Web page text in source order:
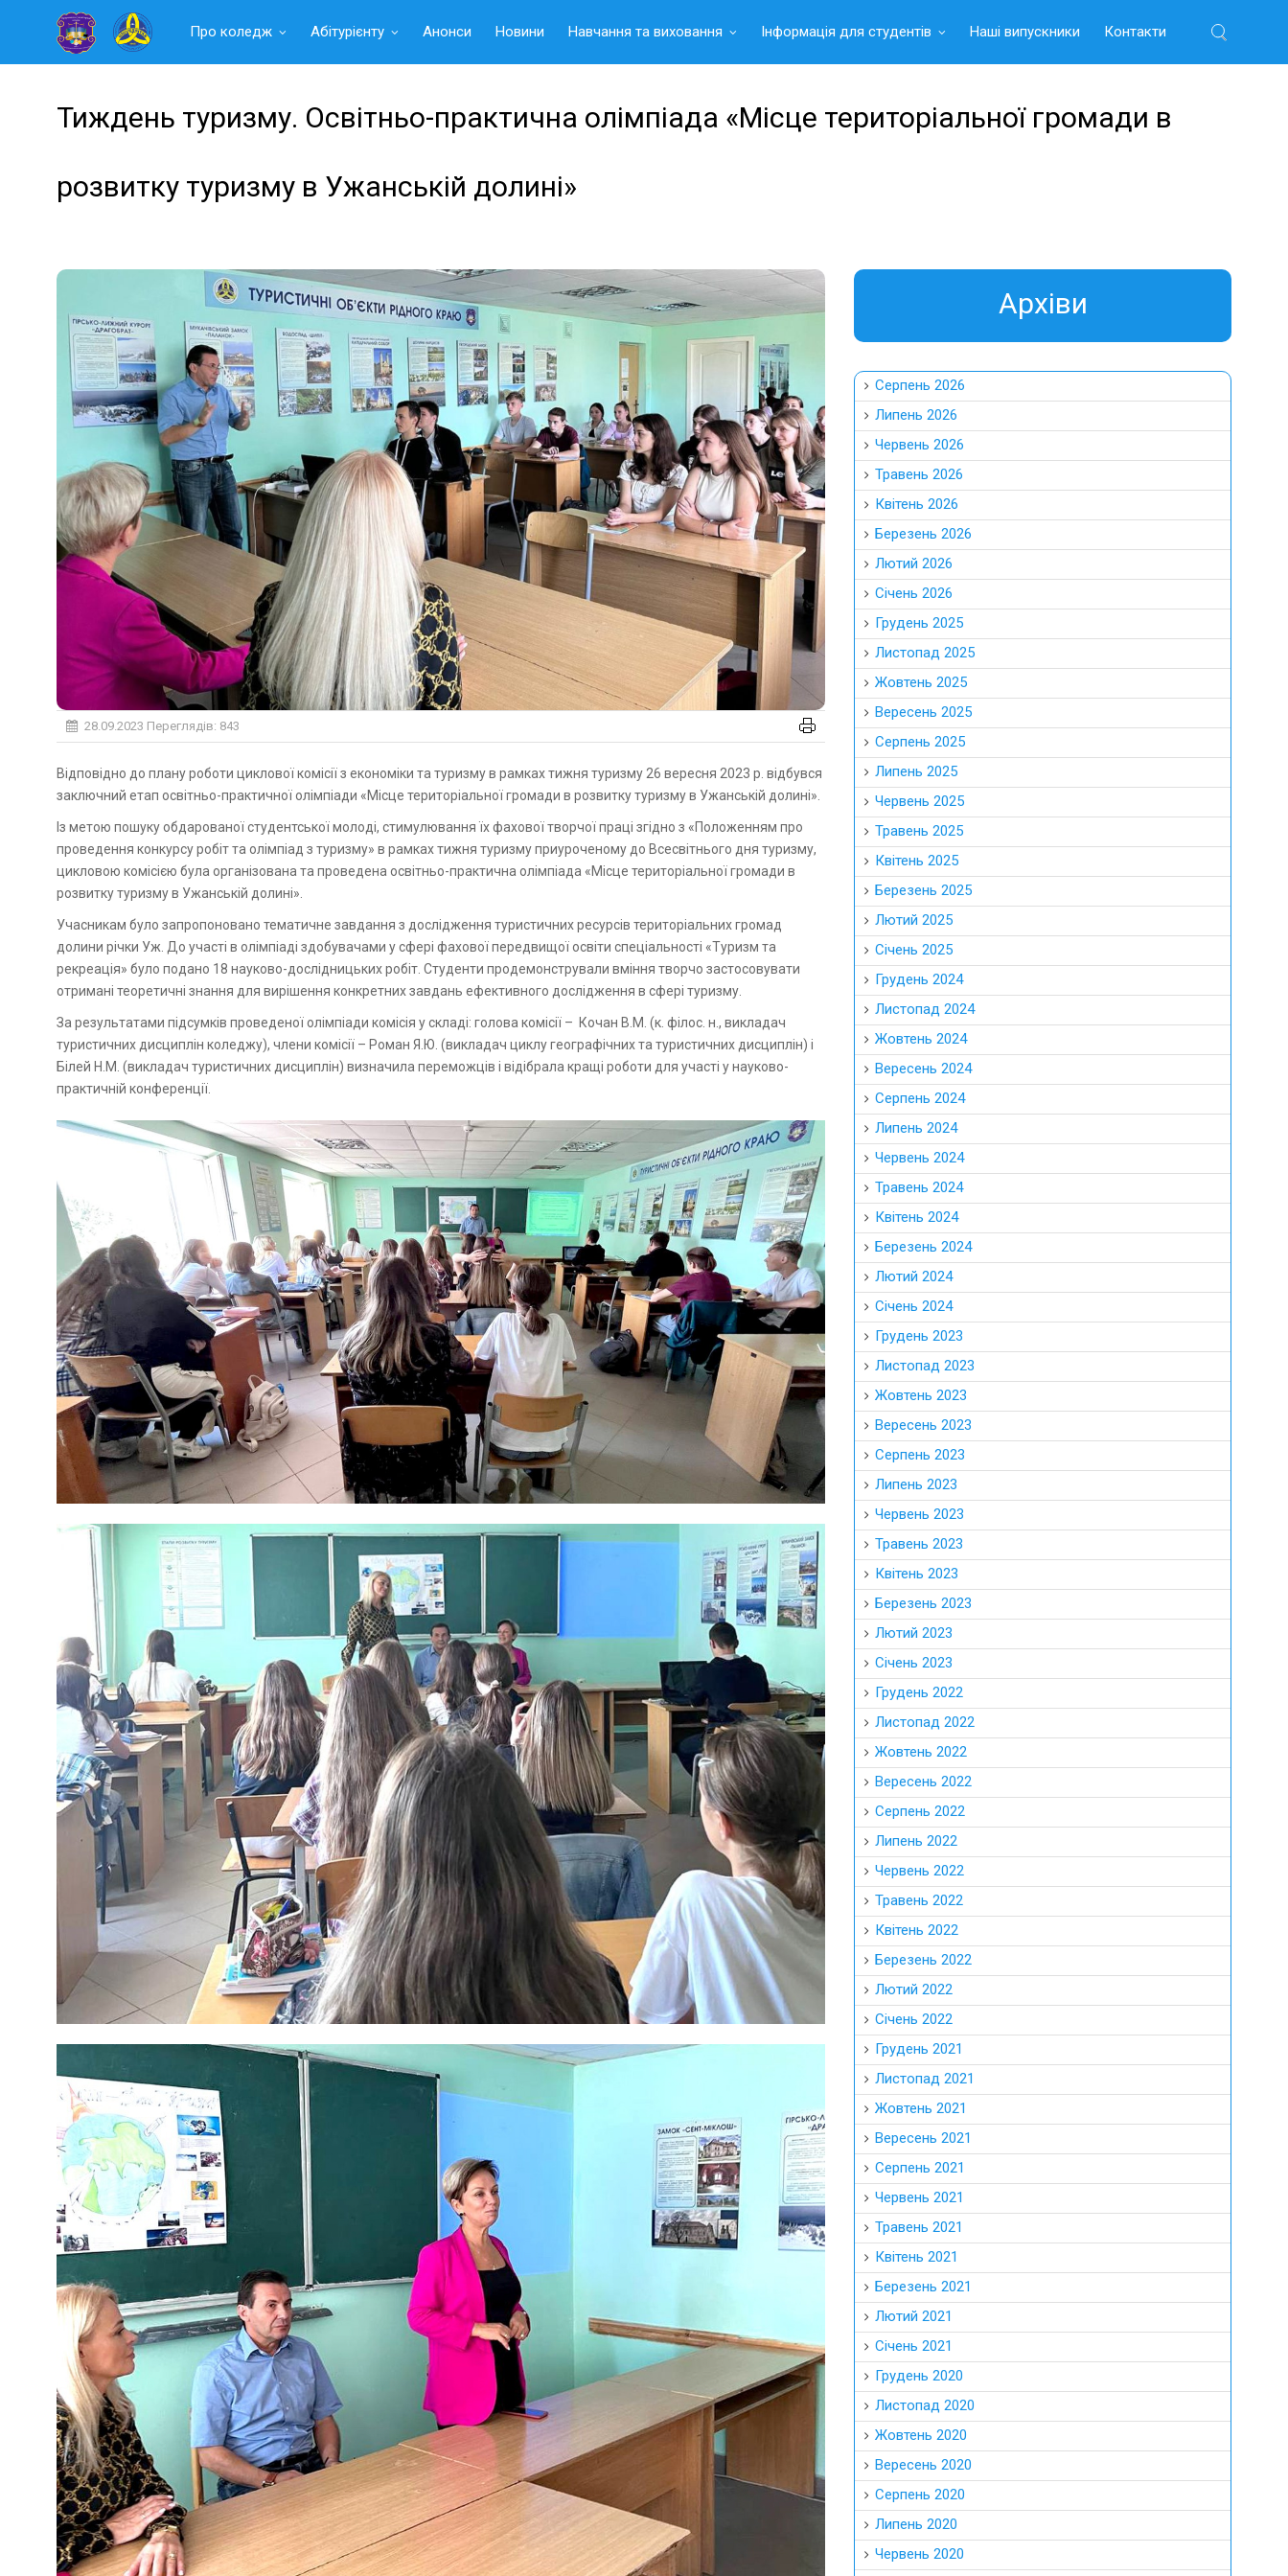
Читать
Про коледж Абітурієнту Анонси Новини Навчання та виховання Інформація для студентів Наші випускники Контакти
Тиждень туризму. Освітньо-практична олімпіада «Місце територіальної громади в
розвитку туризму в Ужанській долині»
28.09.2023 Переглядів: 843
Відповідно до плану роботи циклової комісії з економіки та туризму в рамках тижня туризму 26 вересня 2023 р. відбувся
заключний етап освітньо-практичної олімпіади «Місце територіальної громади в розвитку туризму в Ужанській долині».
Із метою пошуку обдарованої студентської молоді, стимулювання їх фахової творчої праці згідно з «Положенням про
проведення конкурсу робіт та олімпіад з туризму» в рамках тижня туризму приуроченому до Всесвітнього дня туризму,
цикловою комісією була організована та проведена освітньо-практична олімпіада «Місце територіальної громади в
розвитку туризму в Ужанській долині».
Учасникам було запропоновано тематичне завдання з дослідження туристичних ресурсів територіальних громад
долини річки Уж. До участі в олімпіаді здобувачами у сфері фахової передвищої освіти спеціальності «Туризм та
рекреація» було подано 18 науково-дослідницьких робіт. Студенти продемонстрували вміння творчо застосовувати
отримані теоретичні знання для вирішення конкретних завдань ефективного дослідження в сфері туризму.
За результатами підсумків проведеної олімпіади комісія у складі: голова комісії – Кочан В.М. (к. філос. н., викладач
туристичних дисциплін коледжу), члени комісії – Роман Я.Ю. (викладач циклу географічних та туристичних дисциплін) і
Білей Н.М. (викладач туристичних дисциплін) визначила переможців і відібрала кращі роботи для участі у науково-
практичній конференції.
Aрхіви
Серпень 2026
Липень 2026
Червень 2026
Травень 2026
Квітень 2026
Березень 2026
Лютий 2026
Січень 2026
Грудень 2025
Листопад 2025
Жовтень 2025
Вересень 2025
Серпень 2025
Липень 2025
Червень 2025
Травень 2025
Квітень 2025
Березень 2025
Лютий 2025
Січень 2025
Грудень 2024
Листопад 2024
Жовтень 2024
Вересень 2024
Серпень 2024
Липень 2024
Червень 2024
Травень 2024
Квітень 2024
Березень 2024
Лютий 2024
Січень 2024
Грудень 2023
Листопад 2023
Жовтень 2023
Вересень 2023
Серпень 2023
Липень 2023
Червень 2023
Травень 2023
Квітень 2023
Березень 2023
Лютий 2023
Січень 2023
Грудень 2022
Листопад 2022
Жовтень 2022
Вересень 2022
Серпень 2022
Липень 2022
Червень 2022
Травень 2022
Квітень 2022
Березень 2022
Лютий 2022
Січень 2022
Грудень 2021
Листопад 2021
Жовтень 2021
Вересень 2021
Серпень 2021
Червень 2021
Травень 2021
Квітень 2021
Березень 2021
Лютий 2021
Січень 2021
Грудень 2020
Листопад 2020
Жовтень 2020
Вересень 2020
Серпень 2020
Липень 2020
Червень 2020